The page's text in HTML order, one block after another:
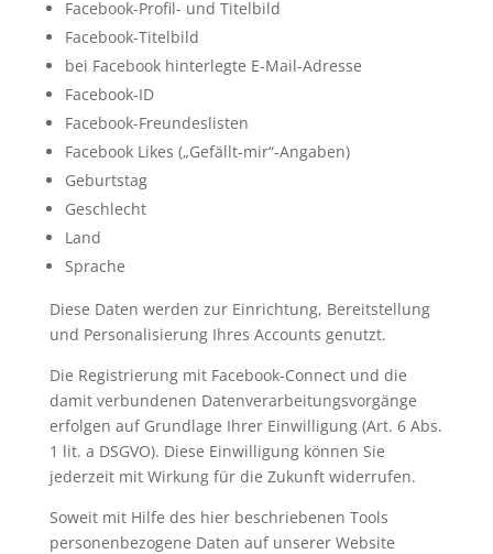
Facebook-Profil- und Titelbild
Facebook-Titelbild
bei Facebook hinterlegte E-Mail-Adresse
Facebook-ID
Facebook-Freundeslisten
Facebook Likes („Gefällt-mir“-Angaben)
Geburtstag
Geschlecht
Land
Sprache
Diese Daten werden zur Einrichtung, Bereitstellung
und Personalisierung Ihres Accounts genutzt.
Die Registrierung mit Facebook-Connect und die
damit verbundenen Datenverarbeitungsvorgänge
erfolgen auf Grundlage Ihrer Einwilligung (Art. 6 Abs.
1 lit. a DSGVO). Diese Einwilligung können Sie
jederzeit mit Wirkung für die Zukunft widerrufen.
Soweit mit Hilfe des hier beschriebenen Tools
personenbezogene Daten auf unserer Website